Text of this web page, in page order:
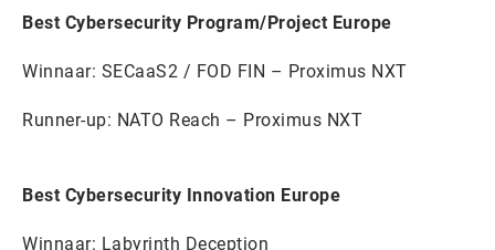
Best Cybersecurity Program/Project Europe
Winnaar: SECaaS2 / FOD FIN – Proximus NXT
Runner-up: NATO Reach – Proximus NXT
Best Cybersecurity Innovation Europe
Winnaar: Labyrinth Deception